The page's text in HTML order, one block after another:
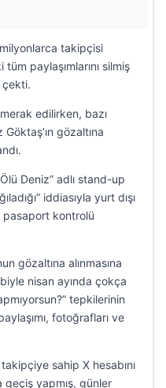
milyonlarca takipçisi
paylaşımlarını silmiş
çekti.
edilirken, bazı
gözaltına
Deniz” adlı stand-up
iddiasıyla yurt dışı
pasaport kontrolü
gözaltına alınmasına
nisan ayında çokça
tepkilerinin
fotoğrafları ve
sahip X hesabını
yapmış, günler